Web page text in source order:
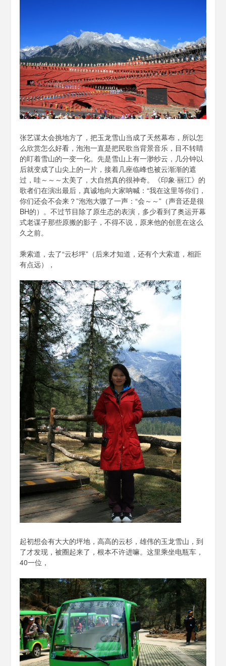
张艺谋太会挑地方了，把玉龙雪山当成了天然幕布，所以怎
么欣赏怎么好看，泡泡一直是把民歌当背景音乐，目不转睛
的盯着雪山的一变一化。先是雪山上有一渺纱云，几分钟以
后就变成了山尖上的一片，接着几座临峰也被云渐渐的遮
过，哇～～～太美了，大自然真的很神奇。《印象·丽江》的
歌者们在演出最后，真诚地向大家呐喊：“我在这里等你们，
你们还会不会来？”泡泡大嗷了一声：“会～～”（声音还是很
BH的）。不过节目除了原生态的表演，多少看到了奥运开幕
式老谋子那些原搬的影子，不得不说，原来他的创意在这么
久之前。
乘索道，去了“云杉坪”（后来才知道，还有个大索道，相距
有点远），
起初想会有大大的坪地，高高的云杉，雄伟的玉龙雪山，到
了才发现，被圈起来了，根本不许进嘛。这里乘坐电瓶车，
40一位，